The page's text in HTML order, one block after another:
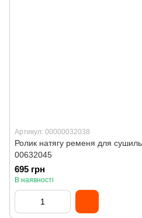
Артикул: 00000032038
Ролик натягу ременя для
00632045
695 грн
В наявності